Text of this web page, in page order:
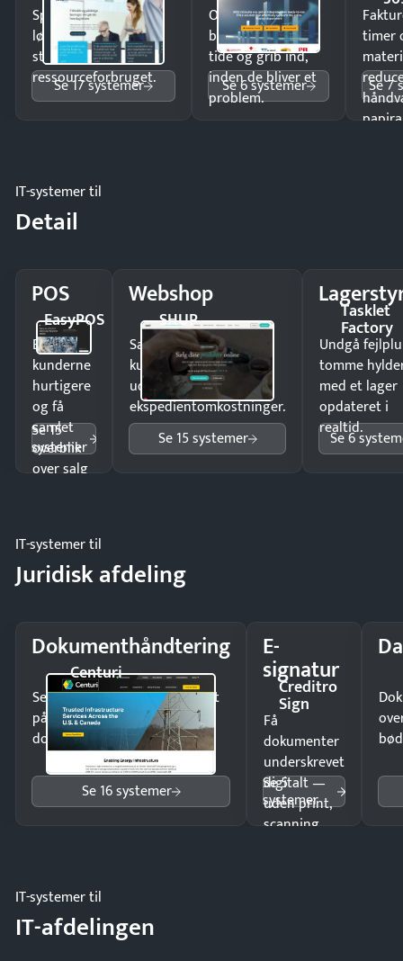
Spar tid på
lønberegning og få
styr på
ressourceforbruget.
Se 17 systemer
Opdag
budgetafvigelser i
tide og grib ind,
inden de bliver et
problem.
Se 6 systemer
timer
Se 7
IT-systemer til
Detail
POS
EasyPOS
Ekspedér
kunderne
hurtigere
og få
samlet
overblik
over salg
Se 15
systemer
Webshop
SHUP
Sælg produkter 24/7 til
kunder i hele landet
uden
ekspedientomkostninger.
Se 15 systemer
Tasklet
Factory
Undgå
tomme
med et lager
opdateret i
realtid.
Se 6
IT-systemer til
Juridisk afdeling
Dokumenthåndtering
Centuri
Send kontrakter til underskrift
på minutter og mist ingen
dokumenter.
Se 16 systemer
E-
signatur
Creditro
Sign
Få
dokumenter
underskrevet
digitalt —
uden print,
scanning
Se 5
systemer
IT-systemer til
IT-afdelingen